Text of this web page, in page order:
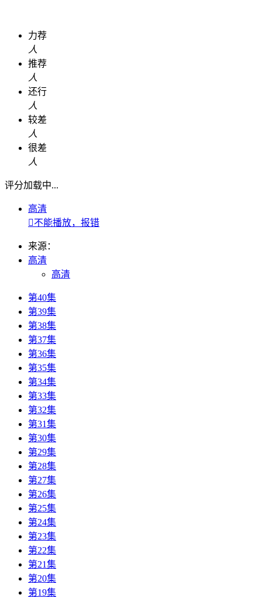
力荐
人
推荐
人
还行
人
较差
人
很差
人
评分加载中...
高清
不能播放，报错
来源：
高清
高清
第40集
第39集
第38集
第37集
第36集
第35集
第34集
第33集
第32集
第31集
第30集
第29集
第28集
第27集
第26集
第25集
第24集
第23集
第22集
第21集
第20集
第19集